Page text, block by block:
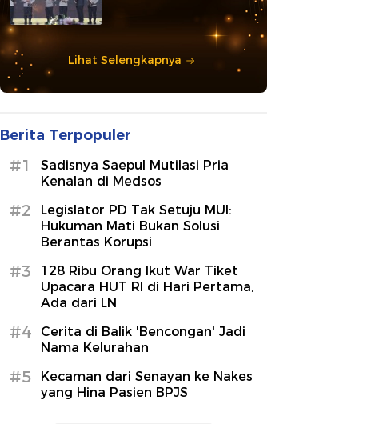
Lihat Selengkapnya
Berita Terpopuler
#1
Sadisnya Saepul Mutilasi Pria
Kenalan di Medsos
#2
Legislator PD Tak Setuju MUI:
Hukuman Mati Bukan Solusi
Berantas Korupsi
#3
128 Ribu Orang Ikut War Tiket
Upacara HUT RI di Hari Pertama,
Ada dari LN
#4
Cerita di Balik 'Bencongan' Jadi
Nama Kelurahan
#5
Kecaman dari Senayan ke Nakes
yang Hina Pasien BPJS